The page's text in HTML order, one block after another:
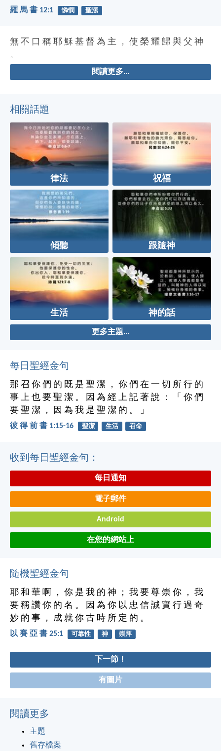
羅 馬 書 12:1 憐憫 聖潔
無 不 口 稱 耶 穌 基 督 為 主 ， 使 榮 耀 歸 與 父 神
。
閱讀更多...
相關話題
律法 祝福
傾聽 跟隨神
生活 神的話
更多主題...
每日聖經金句
那 召 你 們 的 既 是 聖 潔 ， 你 們 在 一 切 所 行 的
事 上 也 要 聖 潔 。 因 為 經 上 記 著 說 ： 「 你 們
要 聖 潔 ， 因 為 我 是 聖 潔 的 。 」
彼 得 前 書 1:15-16 聖潔 生活 召命
收到每日聖經金句：
每日通知
電子郵件
Android
在您的網站上
隨機聖經金句
耶 和 華 啊 ， 你 是 我 的 神 ； 我 要 尊 崇 你 ， 我
要 稱 讚 你 的 名 。 因 為 你 以 忠 信 誠 實 行 過 奇
妙 的 事 ， 成 就 你 古 時 所 定 的 。
以 賽 亞 書 25:1 可靠性 神 崇拜
下一節！
有圖片
閱讀更多
主題
舊存檔案